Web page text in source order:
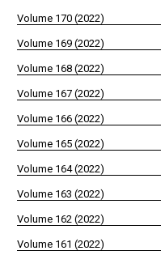
Volume 170 (2022)
Volume 169 (2022)
Volume 168 (2022)
Volume 167 (2022)
Volume 166 (2022)
Volume 165 (2022)
Volume 164 (2022)
Volume 163 (2022)
Volume 162 (2022)
Volume 161 (2022)